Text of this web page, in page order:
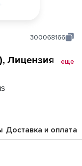
300068166
Лицензия +еще
Доставка и оплата